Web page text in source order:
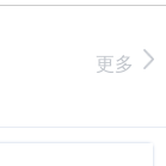
更多